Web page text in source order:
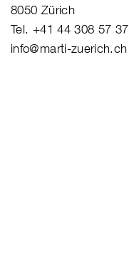
8050 Zürich
Tel. +41 44 308 57 37
info@marti-zuerich.ch